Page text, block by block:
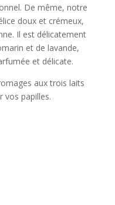
De même, notre
doux et crémeux,
Il est délicatement
et de lavande,
et délicate.
aux trois laits
vos papilles.